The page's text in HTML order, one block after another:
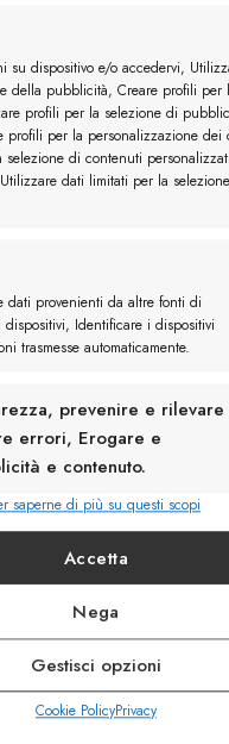
su dispositivo e/o accedervi,
della pubblicità, Creare profili per
profili per la selezione di
profili per la personalizzazione dei
di contenuti
dati limitati per la
dati provenienti da altre fonti di
Identificare i dispositivi
trasmesse automaticamente.
prevenire e rilevare
errori, Erogare e
e contenuto.
saperne di più su questi scopi
Accetta
Nega
Gestisci opzioni
Cookie PolicyPrivacy
Servizio Clienti
info@calzaturebelfiore.com
MI 20145 • Milano
Via Belfiore 9
Termini e Condizioni
Resi e Rimborsi
Spedizioni
Privacy